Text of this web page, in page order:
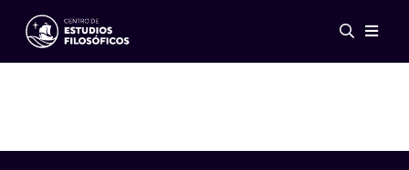
Eventos